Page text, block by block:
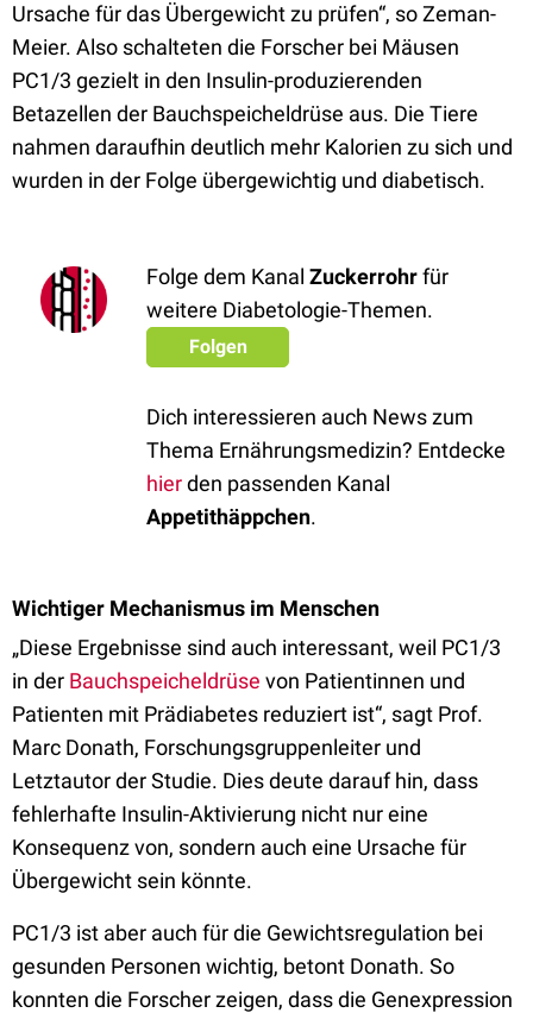
Ursache für das Übergewicht zu prüfen“, so Zeman-
Meier. Also schalteten die Forscher bei Mäusen
PC1/3 gezielt in den Insulin-produzierenden
Betazellen der Bauchspeicheldrüse aus. Die Tiere
nahmen daraufhin deutlich mehr Kalorien zu sich und
wurden in der Folge übergewichtig und diabetisch.
Folge dem Kanal Zuckerrohrfür
weitere Diabetologie-Themen.
Folgen
Dich interessieren auch News zum
Thema Ernährungsmedizin? Entdecke
hierden passenden Kanal
Appetithäppchen.
Wichtiger Mechanismus im Menschen
„Diese Ergebnisse sind auch interessant, weil PC1/3
in der Bauchspeicheldrüse von Patientinnen und
Patienten mit Prädiabetes reduziert ist“, sagt Prof.
Marc Donath, Forschungsgruppenleiter und
Letztautor der Studie. Dies deute darauf hin, dass
fehlerhafte Insulin-Aktivierung nicht nur eine
Konsequenz von, sondern auch eine Ursache für
Übergewicht sein könnte.
PC1/3 ist aber auch für die Gewichtsregulation bei
gesunden Personen wichtig, betont Donath. So
konnten die Forscher zeigen, dass die Genexpression